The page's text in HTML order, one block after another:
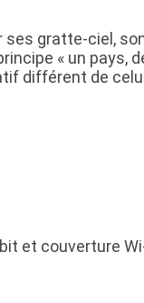
ses gratte-ciel,
« un pays,
différent de
et couverture